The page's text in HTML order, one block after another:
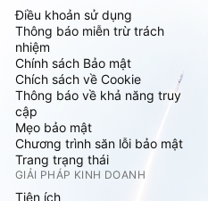
Điều khoản sử dụng
Thông báo miễn trừ trách
nhiệm
Chính sách Bảo mật
Chích sách về Cookie
Thông báo về khả năng truy
cập
Mẹo bảo mật
Chương trình săn lỗi bảo mật
Trang trạng thái
GIẢI PHÁP KINH DOANH
Tiện ích